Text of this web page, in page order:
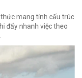
mang tính cấu trúc
đẩy nhanh việc theo